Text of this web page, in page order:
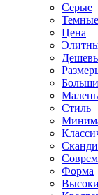
Серые
Темные
Цена
Стиль
Форма